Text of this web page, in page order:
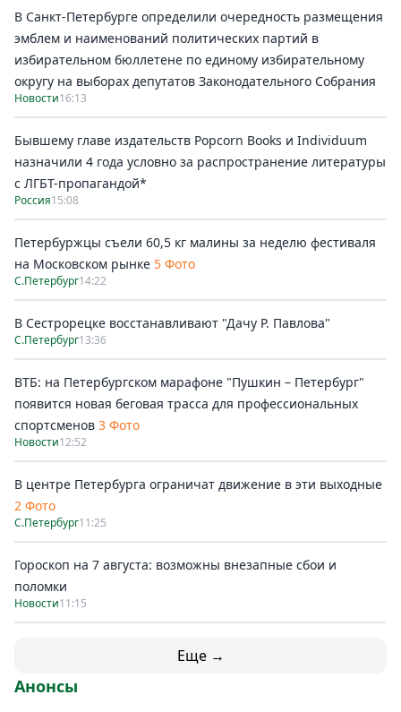
В Санкт-Петербурге определили очередность размещения
эмблем и наименований политических партий в
избирательном бюллетене по единому избирательному
округу на выборах депутатов Законодательного Собрания
Новости16:13
Бывшему главе издательств Popcorn Books и Individuum
назначили 4 года условно за распространение литературы
с ЛГБТ-пропагандой*
Россия15:08
Петербуржцы съели 60,5 кг малины за неделю фестиваля
на Московском рынке 5 Фото
С.Петербург14:22
В Сестрорецке восстанавливают "Дачу Р. Павлова"
С.Петербург13:36
ВТБ: на Петербургском марафоне "Пушкин – Петербург"
появится новая беговая трасса для профессиональных
спортсменов 3 Фото
Новости12:52
В центре Петербурга ограничат движение в эти выходные
2 Фото
С.Петербург11:25
Гороскоп на 7 августа: возможны внезапные сбои и
поломки
Новости11:15
Еще →
Анонсы